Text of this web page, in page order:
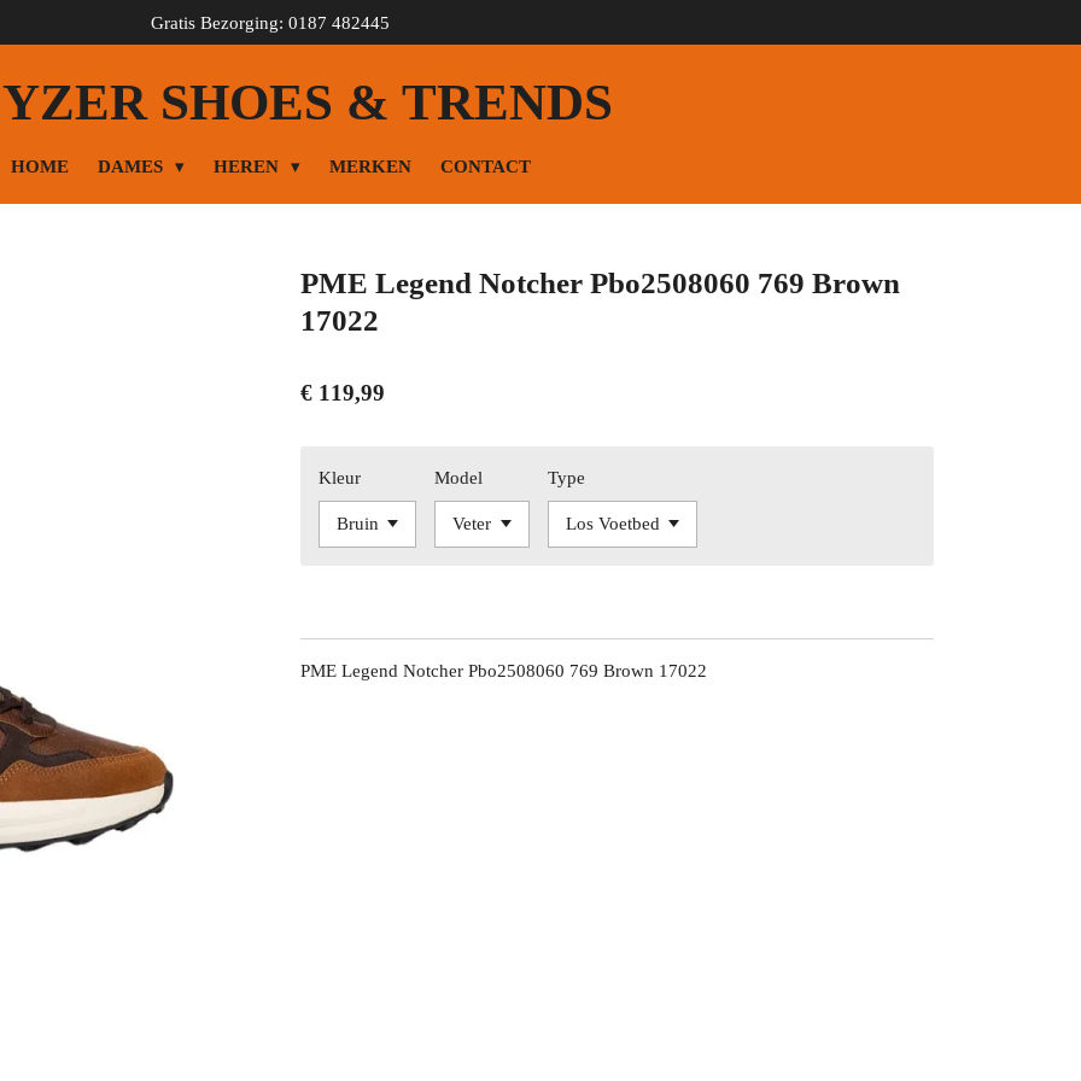
Gratis Bezorging: 0187 482445
SHOES & TRENDS
HOME DAMES HEREN MERKEN CONTACT
PME Legend Notcher Pbo2508060 769 Brown
17022
€ 119,99
Kleur Model Type
PME Legend Notcher Pbo2508060 769 Brown 17022